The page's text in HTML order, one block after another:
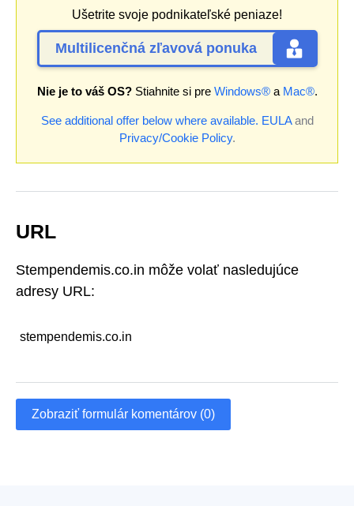
Ušetrite svoje podnikateľské peniaze!
Multilicenčná zľavová ponuka
Nie je to váš OS?Stiahnite si pre Windows®a Mac®.
See additional offer below where available. EULAand
Privacy/Cookie Policy.
URL
Stempendemis.co.in môže volať nasledujúce
adresy URL:
stempendemis.co.in
Zobraziť formulár komentárov (0)